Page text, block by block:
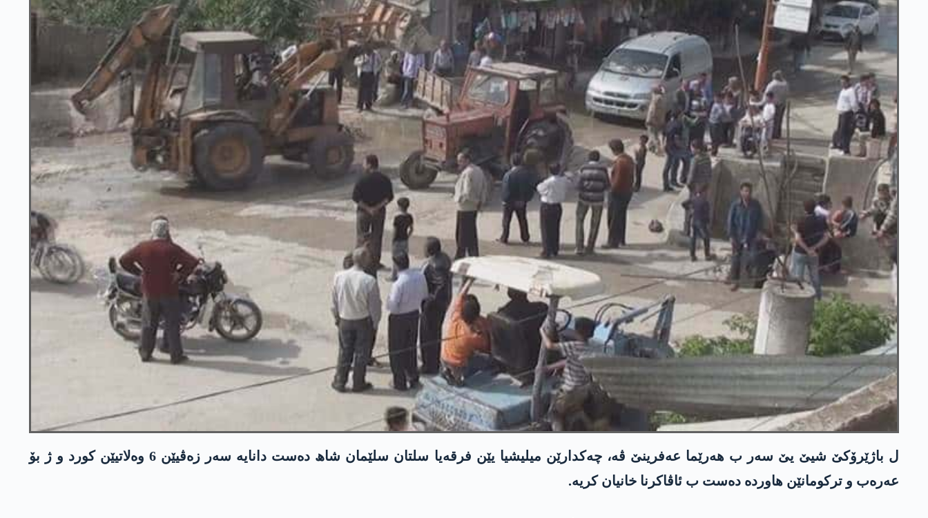
ل باژێرۆکێ شیێ یێ سەر ب ھەرێما عەفرینێ ڤە، چەکدارێن میلیشیا یێن فرقەیا سلتان سلێمان شاھ دەست دانایە سەر زەڤیێن 6 وەلاتیێن کورد و ژ بۆ
عەرەب و ترکومانێن ھاوردە دەست ب ئاڤاکرنا خانیان کریە.